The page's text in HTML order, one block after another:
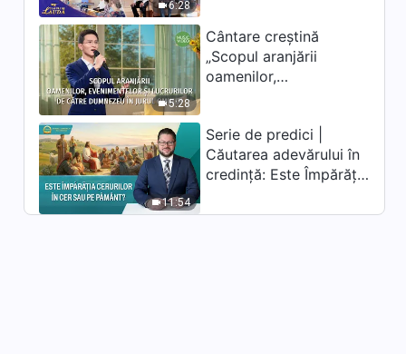
6:28
5:28
Cântare creștină
„Scopul aranjării
oamenilor,
Dumnezeu în jurul
omului”
11:54
Serie de predici |
Căutarea adevărului în
credință: Este Împărăția
pământ?